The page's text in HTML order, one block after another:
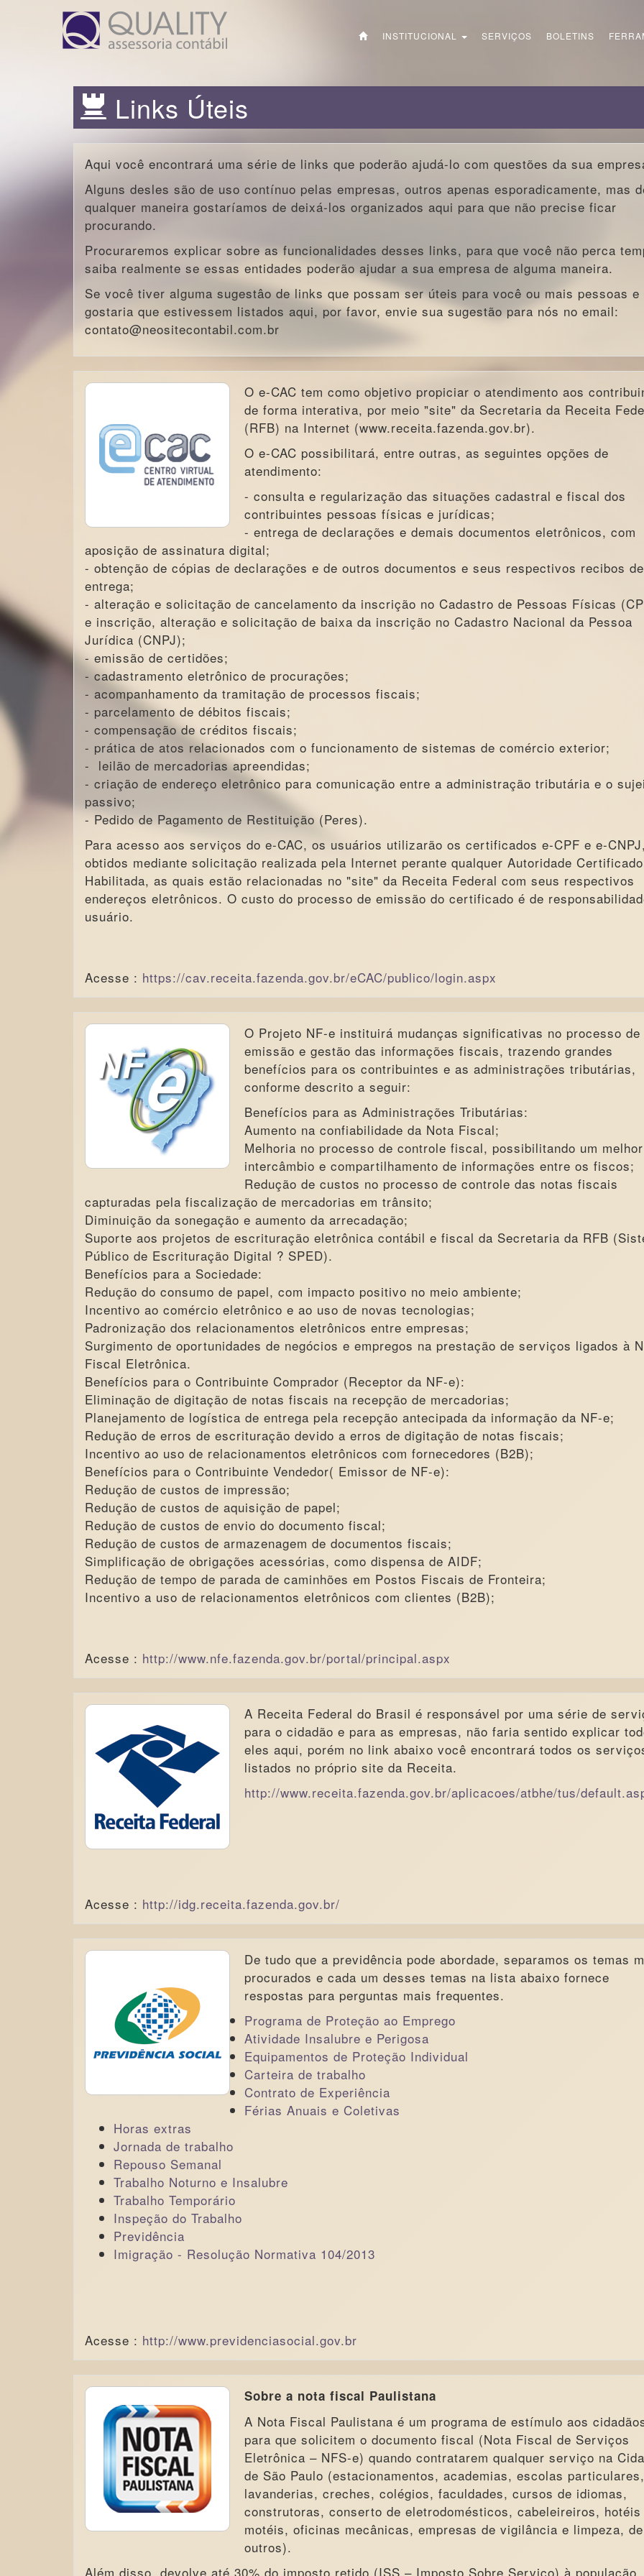
INSTITUCIONAL SERVIÇOS BOLETINS
Links Úteis
Aqui você encontrará uma série de links que poderão ajudá-lo com questões da sua
Alguns desles são de uso contínuo pelas empresas, outros apenas esporadicamente, mas
qualquer maneira gostaríamos de deixá-los organizados aqui para que não precise ficar
procurando.
Procuraremos explicar sobre as funcionalidades desses links, para que você não perca
saiba realmente se essas entidades poderão ajudar a sua empresa de alguma maneira.
Se você tiver alguma sugestâo de links que possam ser úteis para você ou mais pessoas e
gostaria que estivessem listados aqui, por favor, envie sua sugestão para nós no email:
contato@neositecontabil.com.br
O e-CAC tem como objetivo propiciar o atendimento aos
de forma interativa, por meio "site" da Secretaria da Receita
(RFB) na Internet (www.receita.fazenda.gov.br).
O e-CAC possibilitará, entre outras, as seguintes opções de
atendimento:
- consulta e regularização das situações cadastral e fiscal dos
contribuintes pessoas físicas e jurídicas;
- entrega de declarações e demais documentos eletrônicos, com
aposição de assinatura digital;
- obtenção de cópias de declarações e de outros documentos e seus respectivos recibos de
entrega;
- alteração e solicitação de cancelamento da inscrição no Cadastro de Pessoas Físicas
e inscrição, alteração e solicitação de baixa da inscrição no Cadastro Nacional da Pessoa
Jurídica (CNPJ);
- emissão de certidões;
- cadastramento eletrônico de procurações;
- acompanhamento da tramitação de processos fiscais;
- parcelamento de débitos fiscais;
- compensação de créditos fiscais;
- prática de atos relacionados com o funcionamento de sistemas de comércio exterior;
- leilão de mercadorias apreendidas;
- criação de endereço eletrônico para comunicação entre a administração tributária e o
passivo;
- Pedido de Pagamento de Restituição (Peres).
Para acesso aos serviços do e-CAC, os usuários utilizarão os certificados e-CPF e e-
obtidos mediante solicitação realizada pela Internet perante qualquer Autoridade
Habilitada, as quais estão relacionadas no "site" da Receita Federal com seus respectivos
endereços eletrônicos. O custo do processo de emissão do certificado é de
usuário.
Acesse : https://cav.receita.fazenda.gov.br/eCAC/publico/login.aspx
O Projeto NF-e instituirá mudanças significativas no processo de
emissão e gestão das informações fiscais, trazendo grandes
benefícios para os contribuintes e as administrações tributárias,
conforme descrito a seguir:
Benefícios para as Administrações Tributárias:
Aumento na confiabilidade da Nota Fiscal;
Melhoria no processo de controle fiscal, possibilitando um melhor
intercâmbio e compartilhamento de informações entre os fiscos;
Redução de custos no processo de controle das notas fiscais
capturadas pela fiscalização de mercadorias em trânsito;
Diminuição da sonegação e aumento da arrecadação;
Suporte aos projetos de escrituração eletrônica contábil e fiscal da Secretaria da RFB
Público de Escrituração Digital ? SPED).
Benefícios para a Sociedade:
Redução do consumo de papel, com impacto positivo no meio ambiente;
Incentivo ao comércio eletrônico e ao uso de novas tecnologias;
Padronização dos relacionamentos eletrônicos entre empresas;
Surgimento de oportunidades de negócios e empregos na prestação de serviços ligados à
Fiscal Eletrônica.
Benefícios para o Contribuinte Comprador (Receptor da NF-e):
Eliminação de digitação de notas fiscais na recepção de mercadorias;
Planejamento de logística de entrega pela recepção antecipada da informação da NF-e;
Redução de erros de escrituração devido a erros de digitação de notas fiscais;
Incentivo ao uso de relacionamentos eletrônicos com fornecedores (B2B);
Benefícios para o Contribuinte Vendedor( Emissor de NF-e):
Redução de custos de impressão;
Redução de custos de aquisição de papel;
Redução de custos de envio do documento fiscal;
Redução de custos de armazenagem de documentos fiscais;
Simplificação de obrigações acessórias, como dispensa de AIDF;
Redução de tempo de parada de caminhões em Postos Fiscais de Fronteira;
Incentivo a uso de relacionamentos eletrônicos com clientes (B2B);
Acesse : http://www.nfe.fazenda.gov.br/portal/principal.aspx
A Receita Federal do Brasil é responsável por uma série de
para o cidadão e para as empresas, não faria sentido explicar
eles aqui, porém no link abaixo você encontrará todos os
listados no próprio site da Receita.
http://www.receita.fazenda.gov.br/aplicacoes/atbhe/tus/
Acesse : http://idg.receita.fazenda.gov.br/
De tudo que a previdência pode abordade, separamos os temas
procurados e cada um desses temas na lista abaixo fornece
respostas para perguntas mais frequentes.
Programa de Proteção ao Emprego
Atividade Insalubre e Perigosa
Equipamentos de Proteção Individual
Carteira de trabalho
Contrato de Experiência
Férias Anuais e Coletivas
Horas extras
Jornada de trabalho
Repouso Semanal
Trabalho Noturno e Insalubre
Trabalho Temporário
Inspeção do Trabalho
Previdência
Imigração - Resolução Normativa 104/2013
Acesse : http://www.previdenciasocial.gov.br
Sobre a nota fiscal Paulistana
A Nota Fiscal Paulistana é um programa de estímulo aos
para que solicitem o documento fiscal (Nota Fiscal de Serviços
Eletrônica – NFS-e) quando contratarem qualquer serviço na
de São Paulo (estacionamentos, academias, escolas particulares,
lavanderias, creches, colégios, faculdades, cursos de idiomas,
construtoras, conserto de eletrodomésticos, cabeleireiros,
motéis, oficinas mecânicas, empresas de vigilância e limpeza,
outros).
Além disso, devolve até 30% do imposto retido (ISS – Imposto Sobre Serviço) à população,